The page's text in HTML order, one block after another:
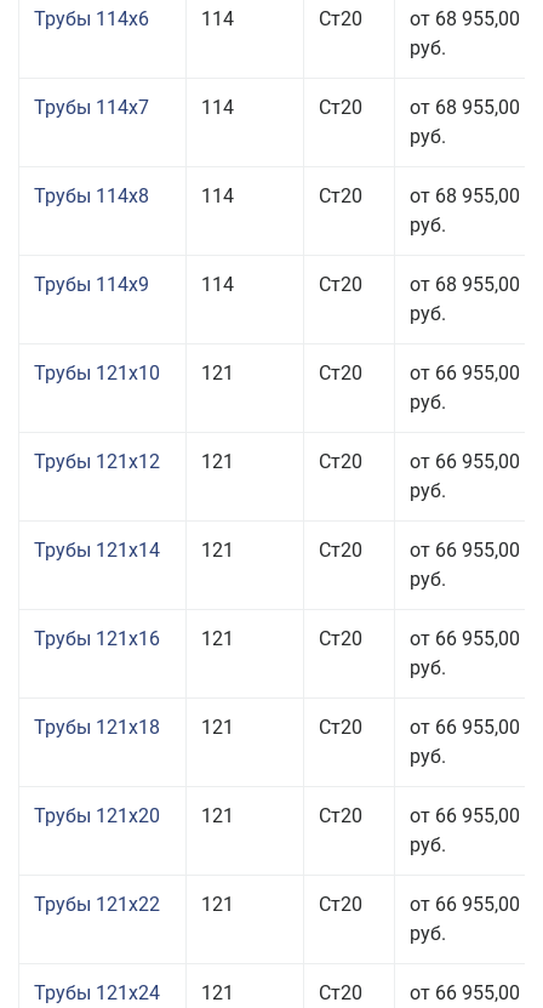
Трубы 114x6 114 Ст20
от 68 955,00
руб.
Трубы 114x7 114 Ст20
от 68 955,00
руб.
Трубы 114x8 114 Ст20
от 68 955,00
руб.
Трубы 114x9 114 Ст20
от 68 955,00
руб.
Трубы 121x10 121 Ст20
от 66 955,00
руб.
Трубы 121x12 121 Ст20
от 66 955,00
руб.
Трубы 121x14 121 Ст20
от 66 955,00
руб.
Трубы 121x16 121 Ст20
от 66 955,00
руб.
Трубы 121x18 121 Ст20
от 66 955,00
руб.
Трубы 121x20 121 Ст20
от 66 955,00
руб.
Трубы 121x22 121 Ст20
от 66 955,00
руб.
Трубы 121x24 121 Ст20 от 66 955,00